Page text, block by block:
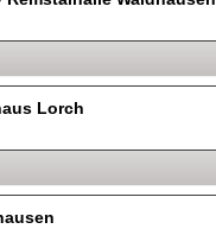
Lorch